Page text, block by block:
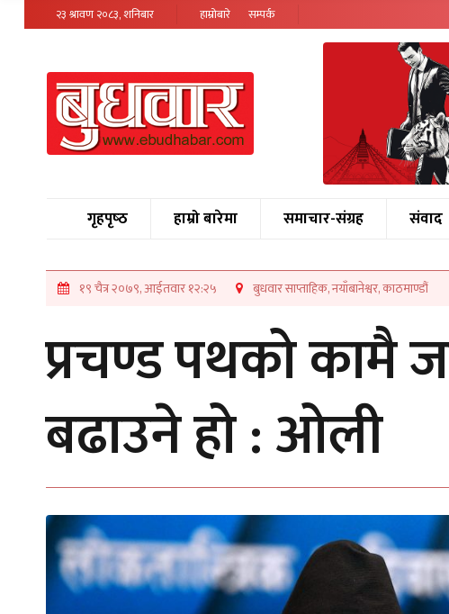
२३ श्रावण २०८३, शनिबार हाम्रोबारे सम्पर्क
गृहपृष्‍ठ हाम्रो बारेमा समाचार-संग्रह संवाद
१९ चैत्र २०७९, आईतवार १२:२५ बुधवार साप्ताहिक, नयाँबानेश्वर, काठमाण्डौं
प्रचण्ड पथको कामै
बढाउने हो : ओली